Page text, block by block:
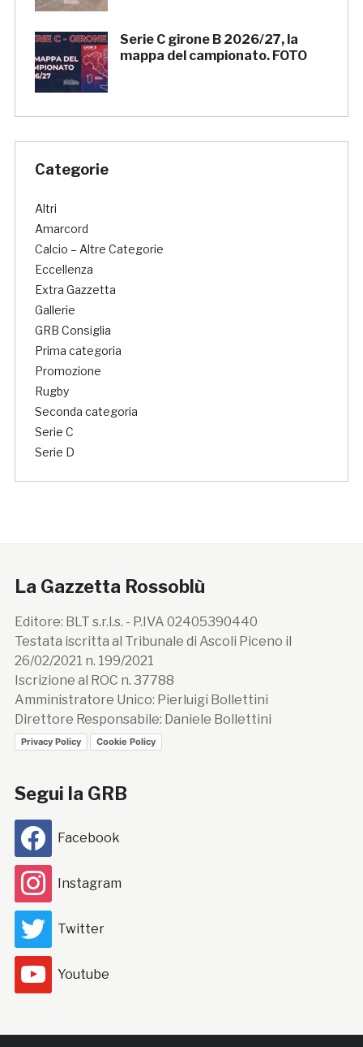
Serie C girone B 2026/27, la
mappa del campionato. FOTO
Categorie
Altri
Amarcord
Calcio – Altre Categorie
Eccellenza
Extra Gazzetta
Gallerie
GRB Consiglia
Prima categoria
Promozione
Rugby
Seconda categoria
Serie C
Serie D
La Gazzetta Rossoblù
Editore: BLT s.r.l.s. - P.IVA 02405390440
Testata iscritta al Tribunale di Ascoli Piceno il
26/02/2021 n. 199/2021
Iscrizione al ROC n. 37788
Amministratore Unico: Pierluigi Bollettini
Direttore Responsabile: Daniele Bollettini
Privacy Policy Cookie Policy
Segui la GRB
Facebook
Instagram
Twitter
Youtube